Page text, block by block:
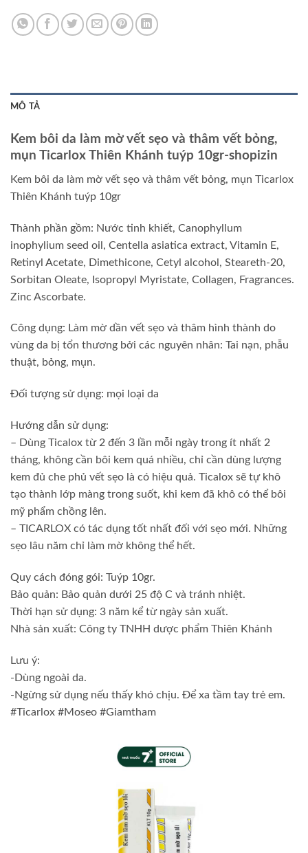
MÔ TẢ
Kem bôi da làm mờ vết sẹo và thâm vết bỏng,
mụn Ticarlox Thiên Khánh tuýp 10gr-shopizin
Kem bôi da làm mờ vết sẹo và thâm vết bỏng, mụn Ticarlox
Thiên Khánh tuýp 10gr
Thành phần gồm: Nước tinh khiết, Canophyllum
inophylium seed oil, Centella asiatica extract, Vitamin E,
Retinyl Acetate, Dimethicone, Cetyl alcohol, Steareth-20,
Sorbitan Oleate, Isopropyl Myristate, Collagen, Fragrances.
Zinc Ascorbate.
Công dụng: Làm mờ dần vết sẹo và thâm hình thành do
vùng da bị tổn thương bởi các nguyên nhân: Tai nạn, phẫu
thuật, bỏng, mụn.
Đối tượng sử dụng: mọi loại da
Hướng dẫn sử dụng:
– Dùng Ticalox từ 2 đến 3 lần mỗi ngày trong ít nhất 2
tháng, không cần bôi kem quá nhiều, chỉ cần dùng lượng
kem đủ che phủ vết sẹo là có hiệu quả. Ticalox sẽ tự khô
tạo thành lớp màng trong suốt, khi kem đã khô có thể bôi
mỹ phẩm chồng lên.
– TICARLOX có tác dụng tốt nhất đối với sẹo mới. Những
sẹo lâu năm chỉ làm mờ không thể hết.
Quy cách đóng gói: Tuýp 10gr.
Bảo quản: Bảo quản dưới 25 độ C và tránh nhiệt.
Thời hạn sử dụng: 3 năm kể từ ngày sản xuất.
Nhà sản xuất: Công ty TNHH dược phẩm Thiên Khánh
Lưu ý:
-Dùng ngoài da.
-Ngừng sử dụng nếu thấy khó chịu. Để xa tầm tay trẻ em.
#Ticarlox #Moseo #Giamtham